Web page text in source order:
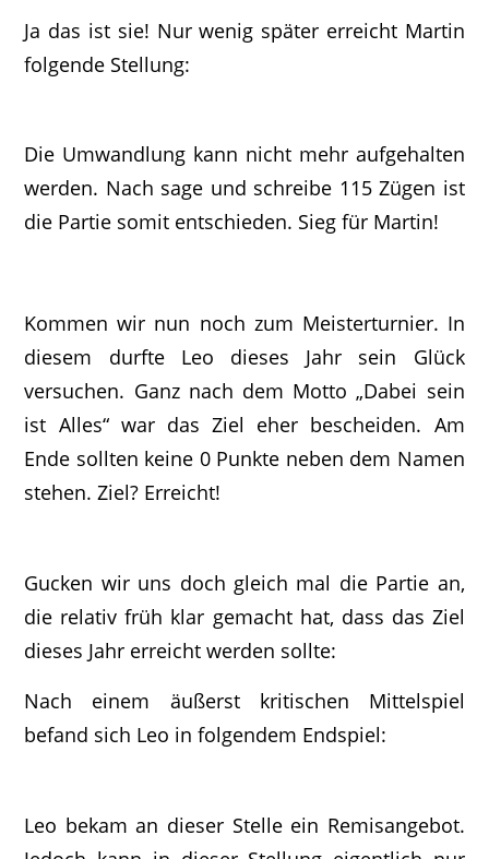
Ja das ist sie! Nur wenig später erreicht Martin
folgende Stellung:
Die Umwandlung kann nicht mehr aufgehalten
werden. Nach sage und schreibe 115 Zügen ist
die Partie somit entschieden. Sieg für Martin!
Kommen wir nun noch zum Meisterturnier. In
diesem durfte Leo dieses Jahr sein Glück
versuchen. Ganz nach dem Motto „Dabei sein
ist Alles“ war das Ziel eher bescheiden. Am
Ende sollten keine 0 Punkte neben dem Namen
stehen. Ziel? Erreicht!
Gucken wir uns doch gleich mal die Partie an,
die relativ früh klar gemacht hat, dass das Ziel
dieses Jahr erreicht werden sollte:
Nach einem äußerst kritischen Mittelspiel
befand sich Leo in folgendem Endspiel:
Leo bekam an dieser Stelle ein Remisangebot.